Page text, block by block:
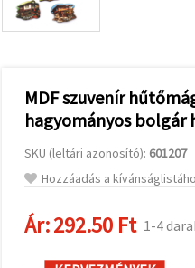
hirdetéseket
jelenítsünk
segítségével
elfogadása"
kattintva
az összes
sütit, vagy
MDF szuvenír
hagyományos bolgár
SKU (leltári azonosító): 601207
Hozzáadás a
Ár:292.50 Ft 1-4